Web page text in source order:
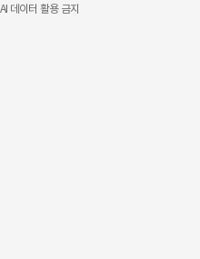
데이터 활용 금지